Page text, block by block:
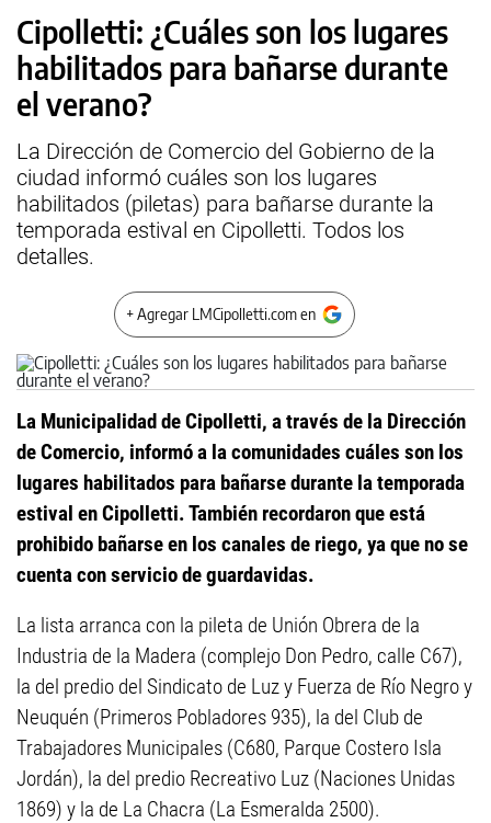
Cipolletti: ¿Cuáles son los lugares
habilitados para bañarse durante
el verano?
La Dirección de Comercio del Gobierno de la
ciudad informó cuáles son los lugares
habilitados (piletas) para bañarse durante la
temporada estival en Cipolletti. Todos los
detalles.
+ Agregar LMCipolletti.com en
La Municipalidad de Cipolletti, a través de la Dirección
de Comercio, informó a la comunidades cuáles son los
lugares habilitados para bañarse durante la temporada
estival en Cipolletti. También recordaron que está
prohibido bañarse en los canales de riego, ya que no se
cuenta con servicio de guardavidas.
La lista arranca con la pileta de Unión Obrera de la
Industria de la Madera (complejo Don Pedro, calle C67),
la del predio del Sindicato de Luz y Fuerza de Río Negro y
Neuquén (Primeros Pobladores 935), la del Club de
Trabajadores Municipales (C680, Parque Costero Isla
Jordán), la del predio Recreativo Luz (Naciones Unidas
1869) y la de La Chacra (La Esmeralda 2500).